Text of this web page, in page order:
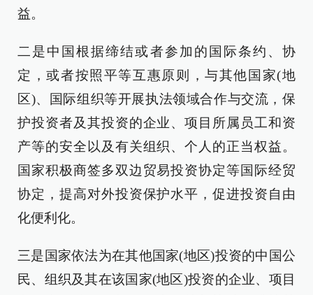
益。
二是中国根据缔结或者参加的国际条约、协
定，或者按照平等互惠原则，与其他国家(地
区)、国际组织等开展执法领域合作与交流，保
护投资者及其投资的企业、项目所属员工和资
产等的安全以及有关组织、个人的正当权益。
国家积极商签多双边贸易投资协定等国际经贸
协定，提高对外投资保护水平，促进投资自由
化便利化。
三是国家依法为在其他国家(地区)投资的中国公
民、组织及其在该国家(地区)投资的企业、项目